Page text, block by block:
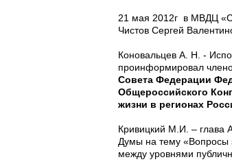
21 мая 2012г в МВДЦ
Чистов Сергей
Коновальцев А. Н. -
проинформировал
Совета Федерации
Общероссийского
жизни в регионах
Кривицкий М.И. – глава
Думы на тему «Вопросы
между уровнями